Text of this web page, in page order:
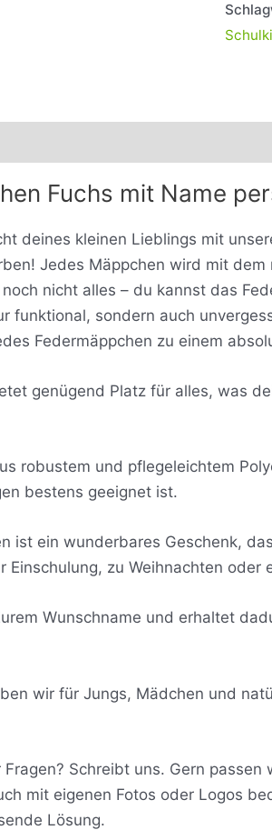
Fuchs mit Name
deines kleinen Lieblings mit
Jedes Mäppchen wird mit
nicht alles – du kannst das
funktional, sondern auch
Federmäppchen zu einem
genügend Platz für alles, was
robustem und pflegeleichtem
bestens geeignet ist.
ist ein wunderbares Geschenk,
Einschulung, zu Weihnachten
Wunschname und erhaltet
wir für Jungs, Mädchen und
Schreibt uns. Gern
mit eigenen Fotos oder Logos
Lösung.